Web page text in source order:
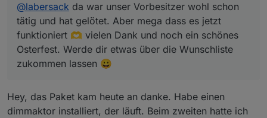
HM-RC-
2-PBU-
FM
Unterputz 2-Kanal-
Sender
C26
(SM
D)
u
F
Anzahl 1-99
@labersack da war unser Vorbesitzer wohl schon
tätig und hat gelötet. Aber mega dass es jetzt
funktioniert 🫶 vielen Dank und noch ein schönes
Osterfest. Werde dir etwas über die Wunschliste
zukommen lassen 😀
Hey, das Paket kam heute an danke. Habe einen
dimmaktor installiert, der läuft. Beim zweiten hatte ich